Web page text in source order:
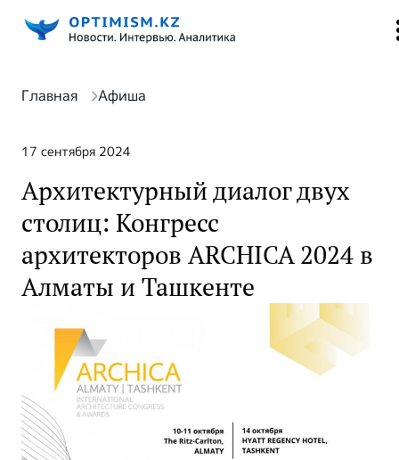
Главная Афиша
17 сентября 2024
Архитектурный диалог двух
столиц: Конгресс
архитекторов ARCHICA 2024 в
Алматы и Ташкенте